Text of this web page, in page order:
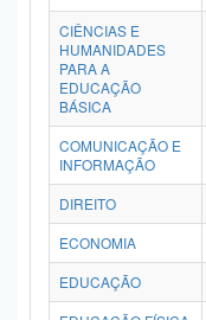
CIÊNCIAS E
HUMANIDADES
PARA A
EDUCAÇÃO
BÁSICA
COMUNICAÇÃO E
INFORMAÇÃO
DIREITO
ECONOMIA
EDUCAÇÃO